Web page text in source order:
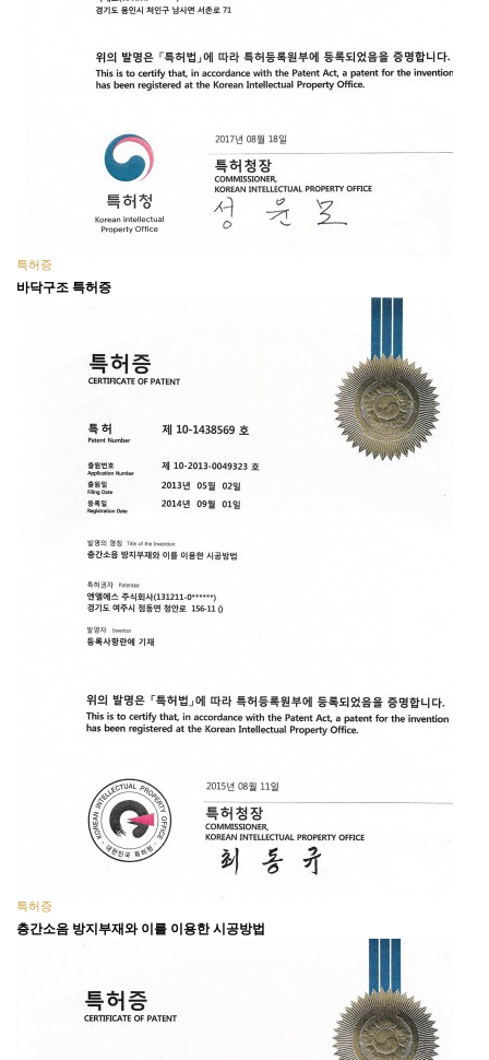
특허증
바닥구조 특허증
특허증
층간소음 방지부재와 이를 이용한 시공방법